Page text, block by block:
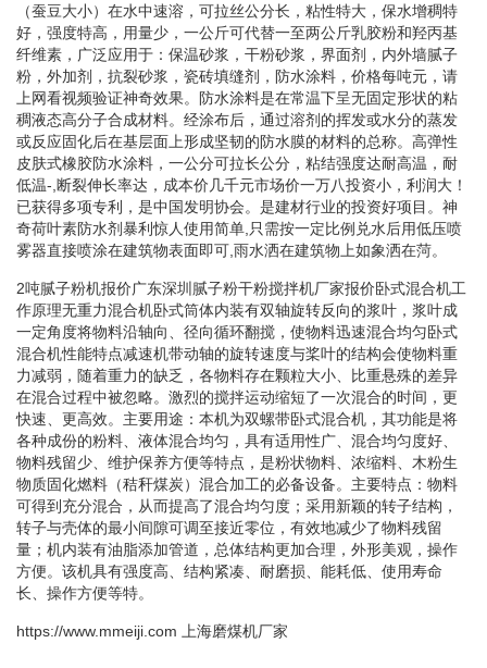
（蚕豆大小）在水中速溶，可拉丝公分长，粘性特大，保水增稠特
好，强度特高，用量少，一公斤可代替一至两公斤乳胶粉和羟丙基
纤维素，广泛应用于：保温砂浆，干粉砂浆，界面剂，内外墙腻子
粉，外加剂，抗裂砂浆，瓷砖填缝剂，防水涂料，价格每吨元，请
上网看视频验证神奇效果。防水涂料是在常温下呈无固定形状的粘
稠液态高分子合成材料。经涂布后，通过溶剂的挥发或水分的蒸发
或反应固化后在基层面上形成坚韧的防水膜的材料的总称。高弹性
皮肤式橡胶防水涂料，一公分可拉长公分，粘结强度达耐高温，耐
低温-,断裂伸长率达，成本价几千元市场价一万八投资小，利润大！
已获得多项专利，是中国发明协会。是建材行业的投资好项目。神
奇荷叶素防水剂暴利惊人使用简单,只需按一定比例兑水后用低压喷
雾器直接喷涂在建筑物表面即可,雨水洒在建筑物上如象洒在菏。
2吨腻子粉机报价广东深圳腻子粉干粉搅拌机厂家报价卧式混合机工
作原理无重力混合机卧式筒体内装有双轴旋转反向的浆叶，浆叶成
一定角度将物料沿轴向、径向循环翻搅，使物料迅速混合均匀卧式
混合机性能特点减速机带动轴的旋转速度与桨叶的结构会使物料重
力减弱，随着重力的缺乏，各物料存在颗粒大小、比重悬殊的差异
在混合过程中被忽略。激烈的搅拌运动缩短了一次混合的时间，更
快速、更高效。主要用途：本机为双螺带卧式混合机，其功能是将
各种成份的粉料、液体混合均匀，具有适用性广、混合均匀度好、
物料残留少、维护保养方便等特点，是粉状物料、浓缩料、木粉生
物质固化燃料（秸秆煤炭）混合加工的必备设备。主要特点：物料
可得到充分混合，从而提高了混合均匀度；采用新颖的转子结构，
转子与壳体的最小间隙可调至接近零位，有效地减少了物料残留
量；机内装有油脂添加管道，总体结构更加合理，外形美观，操作
方便。该机具有强度高、结构紧凑、耐磨损、能耗低、使用寿命
长、操作方便等特。
https://www.mmeiji.com 上海磨煤机厂家